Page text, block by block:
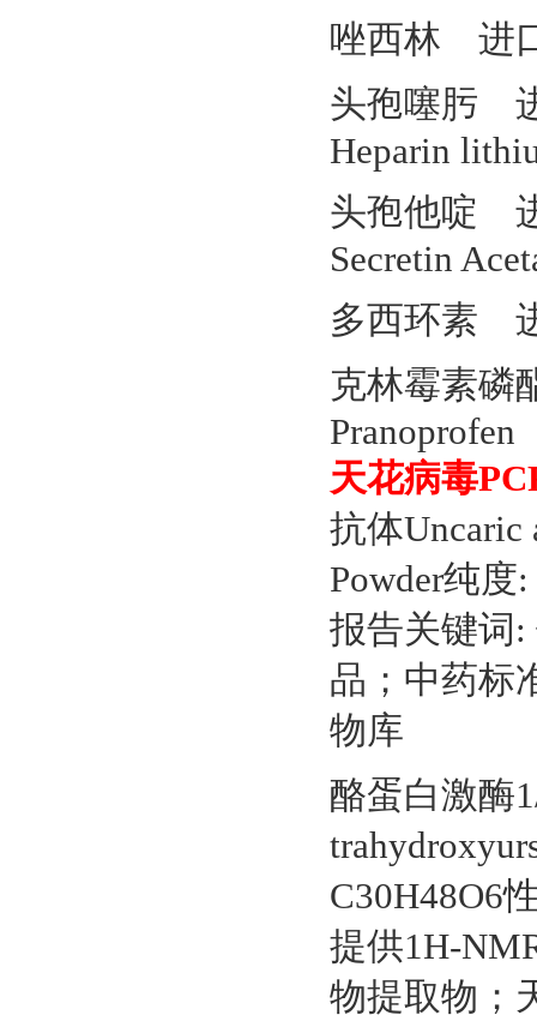
唑西林 进
头孢噻肟
Heparin
头孢他啶
Secretin
多西环素
克林霉素
Pranoprofen
天花病毒
抗体Uncaric
Powder纯
报告关键词
品；中药标
物库
酪蛋白激酶
C30H48O6
提供1H-
物提取物；